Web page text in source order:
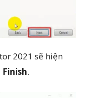
2021 sẽ hiện
Finish.